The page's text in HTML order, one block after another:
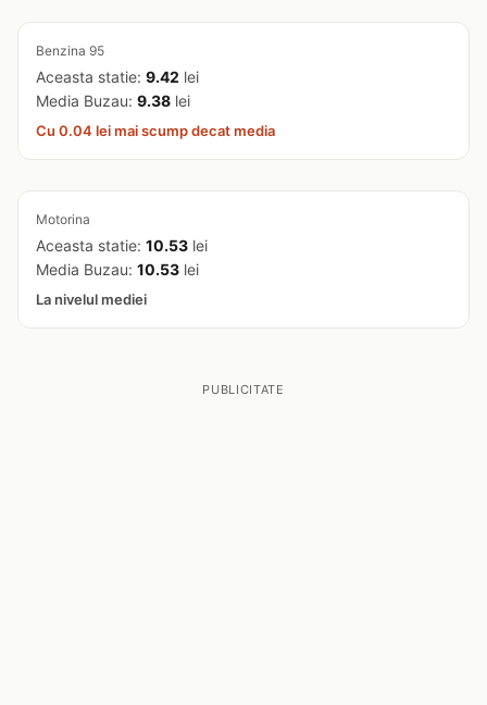
Benzina 95
Aceasta statie: 9.42 lei
Media Buzau: 9.38 lei
Cu 0.04 lei mai scump decat media
Motorina
Aceasta statie: 10.53 lei
Media Buzau: 10.53 lei
La nivelul mediei
PUBLICITATE